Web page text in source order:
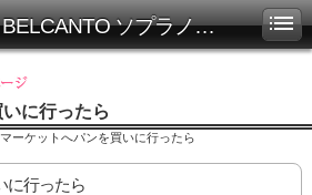
CANTIAMO IL BELCANTO ソプラノ千賀恵子オフィシャルホームページ
に行ったら
ーケットへパンを買いに行ったら
に行ったら